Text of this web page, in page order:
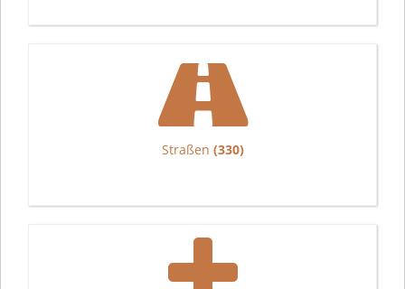
Straßen (330)